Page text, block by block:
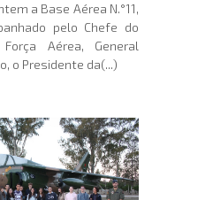
a Base Aérea N.°11,
pelo Chefe do
Aérea, General
o Presidente da(...)